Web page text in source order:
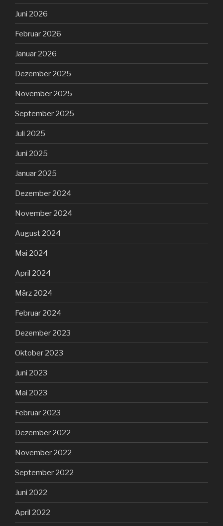
Juni 2026
Februar 2026
Januar 2026
Dezember 2025
November 2025
September 2025
Juli 2025
Juni 2025
Januar 2025
Dezember 2024
November 2024
August 2024
Mai 2024
April 2024
März 2024
Februar 2024
Dezember 2023
Oktober 2023
Juni 2023
Mai 2023
Februar 2023
Dezember 2022
November 2022
September 2022
Juni 2022
April 2022